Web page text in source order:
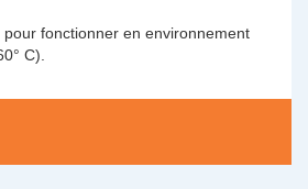
fonctionner en environnement
C).